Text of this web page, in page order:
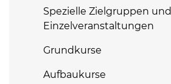
Spezielle Zielgruppen und
Einzelveranstaltungen
Grundkurse
Aufbaukurse